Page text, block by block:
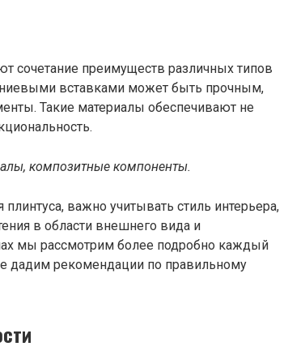
сочетание преимуществ различных типов
вставками может быть прочным,
Такие материалы обеспечивают не
композитные компоненты.
важно учитывать стиль интерьера,
в области внешнего вида и
мы рассмотрим более подробно каждый
дадим рекомендации по правильному